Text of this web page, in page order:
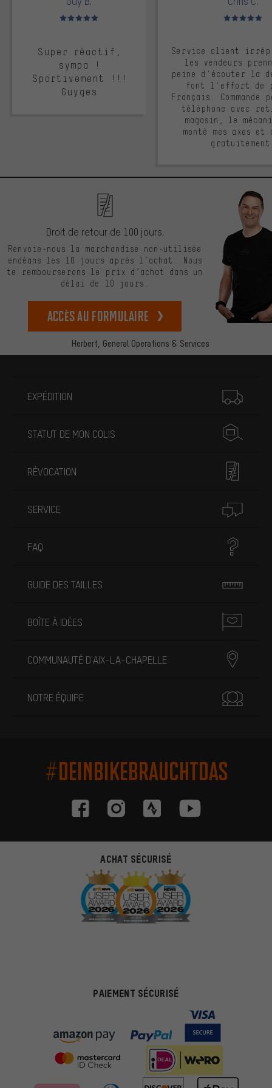
Note moyenne : 5 sur 5
Super réactif,
sympa !
Sportivement !!!
Guyges
Note moyenne :
Service client
les vendeurs
peine d'écouter la
font l'effort de
Français. Commande
téléphone avec
magasin, le
monté mes axes et
Herbert, General Operations & Services
Droit de retour de 100 jours.
Renvoie-nous la marchandise non-utilisée
endéans les 10 jours après l’achat. Nous
te rembourserons le prix d’achat dans un
délai de 10 jours.
Accès au formulaire
EXPÉDITION
STATUT DE MON COLIS
RÉVOCATION
SERVICE
FAQ
GUIDE DES TAILLES
BOÎTE À IDÉES
COMMUNAUTÉ D'AIX-LA-CHAPELLE
NOTRE ÉQUIPE
#DEINBIKEBRAUCHTDAS
ACHAT SÉCURISÉ
PAIEMENT SÉCURISÉ